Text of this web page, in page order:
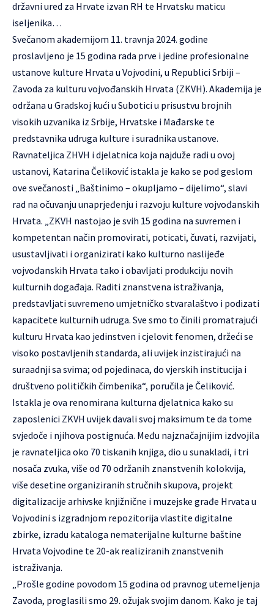
državni ured za Hrvate izvan RH te Hrvatsku maticu
iseljenika…
Svečanom akademijom 11. travnja 2024. godine
proslavljeno je 15 godina rada prve i jedine profesionalne
ustanove kulture Hrvata u Vojvodini, u Republici Srbiji –
Zavoda za kulturu vojvođanskih Hrvata (ZKVH). Akademija je
održana u Gradskoj kući u Subotici u prisustvu brojnih
visokih uzvanika iz Srbije, Hrvatske i Mađarske te
predstavnika udruga kulture i suradnika ustanove.
Ravnateljica ZHVH i djelatnica koja najduže radi u ovoj
ustanovi, Katarina Čeliković istakla je kako se pod geslom
ove svečanosti „Baštinimo – okupljamo – dijelimo“, slavi
rad na očuvanju unaprjeđenju i razvoju kulture vojvođanskih
Hrvata. „ZKVH nastojao je svih 15 godina na suvremen i
kompetentan način promovirati, poticati, čuvati, razvijati,
usustavljivati i organizirati kako kulturno naslijeđe
vojvođanskih Hrvata tako i obavljati produkciju novih
kulturnih događaja. Raditi znanstvena istraživanja,
predstavljati suvremeno umjetničko stvaralaštvo i podizati
kapacitete kulturnih udruga. Sve smo to činili promatrajući
kulturu Hrvata kao jedinstven i cjelovit fenomen, držeći se
visoko postavljenih standarda, ali uvijek inzistirajući na
suraadnji sa svima; od pojedinaca, do vjerskih institucija i
društveno političkih čimbenika“, poručila je Čeliković.
Istakla je ova renomirana kulturna djelatnica kako su
zaposlenici ZKVH uvijek davali svoj maksimum te da tome
svjedoče i njihova postignuća. Među najznačajnijim izdvojila
je ravnateljica oko 70 tiskanih knjiga, dio u sunakladi, i tri
nosača zvuka, više od 70 održanih znanstvenih kolokvija,
više desetine organiziranih stručnih skupova, projekt
digitalizacije arhivske knjižnične i muzejske građe Hrvata u
Vojvodini s izgradnjom repozitorija vlastite digitalne
zbirke, izradu kataloga nematerijalne kulturne baštine
Hrvata Vojvodine te 20-ak realiziranih znanstvenih
istraživanja.
„Prošle godine povodom 15 godina od pravnog utemeljenja
Zavoda, proglasili smo 29. ožujak svojim danom. Kako je taj